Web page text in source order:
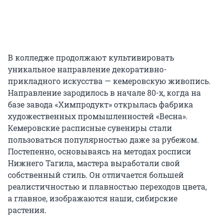
В колледже продолжают культивировать
уникальное направление декоративно-
прикладного искусства — кемеровскую живопись.
Направление зародилось в начале 80-х, когда на
базе завода «Химпродукт» открылась фабрика
художественных промышленностей «Весна».
Кемеровские расписные сувениры стали
пользоваться популярностью даже за рубежом.
Постепенно, основываясь на методах росписи
Нижнего Тагила, мастера выработали свой
собственный стиль. Он отличается большей
реалистичностью и плавностью переходов цвета,
а главное, изображаются наши, сибирские
растения.